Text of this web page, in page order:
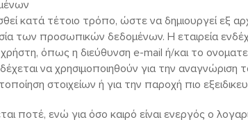
κατά τέτοιο τρόπο, ώστε να δημιουργεί εξ
των προσωπικών δεδομένων. Η εταιρεία
όπως η διεύθυνση e-mail ή/και το
να χρησιμοποιηθούν για την αναγνώριση
στοιχείων ή για την παροχή πιο
ποτέ, ενώ για όσο καιρό είναι ενεργός ο